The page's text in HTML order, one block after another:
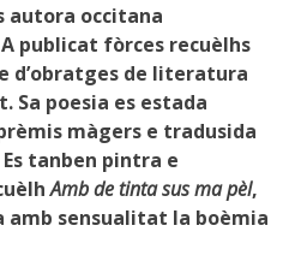
autora occitana
publicat fòrces recuèlhs
d’obratges de literatura
Sa poesia es estada
màgers e tradusida
tanben pintra e
Amb de tinta sus ma pèl,
amb sensualitat la boèmia